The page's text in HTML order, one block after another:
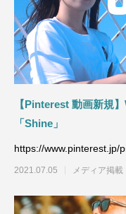
【Pinterest 動画新規
「Shine」
https://www.pinterest.jp/
2021.07.05 メディア掲載